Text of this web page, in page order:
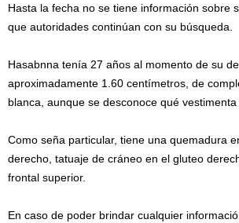
Hasta la fecha no se tiene información sobre
que autoridades continúan con su búsqueda.
Hasabnna tenía 27 años al momento de su
aproximadamente 1.60 centímetros, de
blanca, aunque se desconoce qué vestimenta
Como seña particular, tiene una quemadura
derecho, tatuaje de cráneo en el gluteo
frontal superior.
En caso de poder brindar cualquier